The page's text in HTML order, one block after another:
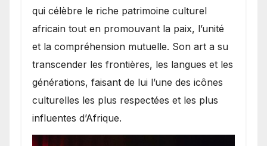
qui célèbre le riche patrimoine culturel
africain tout en promouvant la paix, l’unité
et la compréhension mutuelle. Son art a su
transcender les frontières, les langues et les
générations, faisant de lui l’une des icônes
culturelles les plus respectées et les plus
influentes d’Afrique.